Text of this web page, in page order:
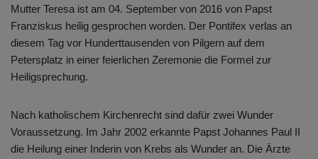
Mutter Teresa ist am 04. September von 2016 von Papst
Franziskus heilig gesprochen worden. Der Pontifex verlas an
diesem Tag vor Hunderttausenden von Pilgern auf dem
Petersplatz in einer feierlichen Zeremonie die Formel zur
Heiligsprechung.
Nach katholischem Kirchenrecht sind dafür zwei Wunder
Voraussetzung. Im Jahr 2002 erkannte Papst Johannes Paul II
die Heilung einer Inderin von Krebs als Wunder an. Die Ärzte